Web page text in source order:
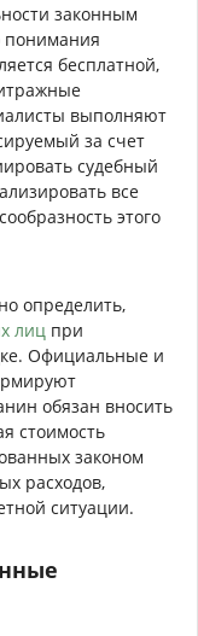
законным
понимания
бесплатной,
выполняют
за счет
судебный
все
этого
определить,
лиц при
Официальные и
обязан вносить
стоимость
законом
расходов,
ситуации.